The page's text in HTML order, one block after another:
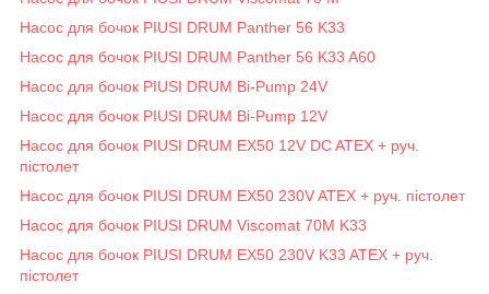
Насос для бочок PIUSI DRUM Panther 56 K33
Насос для бочок PIUSI DRUM Panther 56 K33 A60
Насос для бочок PIUSI DRUM Bi-Pump 24V
Насос для бочок PIUSI DRUM Bi-Pump 12V
Насос для бочок PIUSI DRUM EX50 12V DC ATEX + руч.
пістолет
Насос для бочок PIUSI DRUM EX50 230V ATEX + руч. пістолет
Насос для бочок PIUSI DRUM Viscomat 70M K33
Насос для бочок PIUSI DRUM EX50 230V K33 ATEX + руч.
пістолет